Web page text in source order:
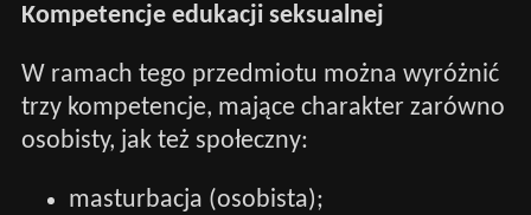
Kompetencje edukacji seksualnej
W ramach tego przedmiotu można wyróżnić
trzy kompetencje, mające charakter zarówno
osobisty, jak też społeczny:
masturbacja (osobista);